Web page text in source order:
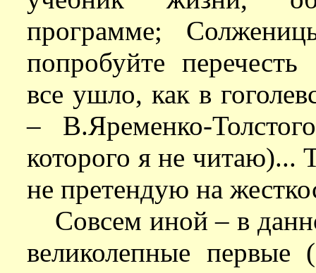
программе;
попробуйте
все ушло, как в
– В.Яременко-
которого я не читаю)...
не претендую на
Совсем иной – в
великолепные